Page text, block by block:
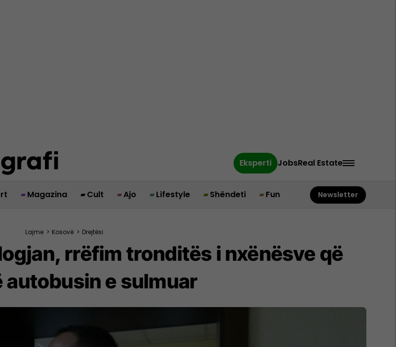
Eksperti JobsReal Estate
Magazina Cult Ajo Lifestyle Shëndeti Fun Newsletter
Lajme > Kosovë > Drejtësi
rrëfim tronditës i nxënësve që
autobusin e sulmuar